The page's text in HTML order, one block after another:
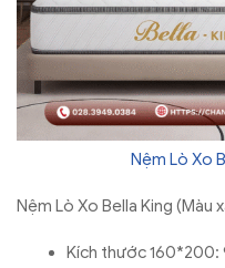
Nệm Lò Xo
Nệm Lò Xo Bella King (Màu
Kích thước